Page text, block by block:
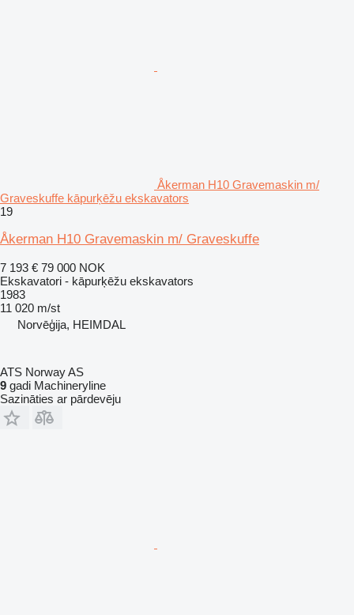
Åkerman H10 Gravemaskin m/
Graveskuffe kāpurķēžu ekskavators
19
Åkerman H10 Gravemaskin m/ Graveskuffe
7 193 € 79 000 NOK
Ekskavatori - kāpurķēžu ekskavators
1983
11 020 m/st
Norvēģija, HEIMDAL
ATS Norway AS
9 gadi Machineryline
Sazināties ar pārdevēju